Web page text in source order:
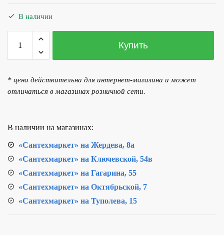
В наличии
Количество
товара
Муфта
25х1"
ПНД
Купить
* цена действительна для интернет-магазина и может
отличаться в магазинах розничной сети.
В наличии на магазинах:
«Сантехмаркет» на Жердева, 8а
«Сантехмаркет» на Ключевской, 54в
«Сантехмаркет» на Гагарина, 55
«Сантехмаркет» на Октябрьской, 7
«Сантехмаркет» на Туполева, 15